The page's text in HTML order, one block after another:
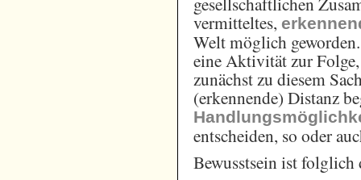
vermitteltes,
Welt möglich
eine Aktivität zur
zunächst zu diesem
(erkennende) Distanz
entscheiden, so oder
Bewusstsein ist folglich